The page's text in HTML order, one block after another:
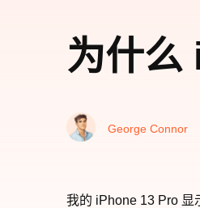
为什么
George Connor
我的 iPhone 13 Pro 显